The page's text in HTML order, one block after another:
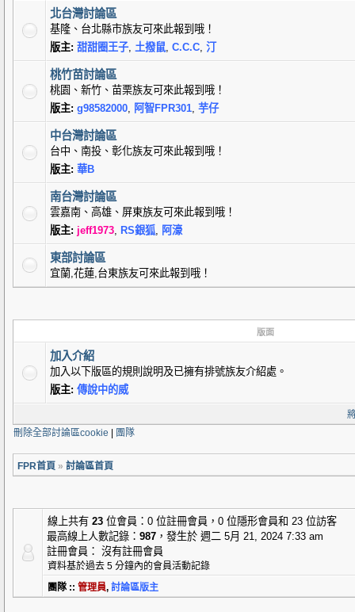
北台灣討論區
基隆、台北縣市族友可來此報到哦！
版主: 甜甜圈王子, 土撥鼠, C.C.C, 汀
桃竹苗討論區
桃園、新竹、苗栗族友可來此報到哦！
版主: g98582000, 阿智FPR301, 芋仔
中台灣討論區
台中、南投、彰化族友可來此報到哦！
版主: 華B
南台灣討論區
雲嘉南、高雄、屏東族友可來此報到哦！
版主: jeff1973, RS銀狐, 阿濠
東部討論區
宜蘭,花蓮,台東族友可來此報到哦！
版面
加入介紹
加入以下版區的規則說明及已擁有排號族友介紹處。
版主: 傳說中的威
刪除全部討論區cookie
團隊
FPR首頁 » 討論區首頁
線上共有 23 位會員：0 位註冊會員，0 位隱形會員和 23 位訪客
最高線上人數記錄： 987 ，發生於 週二 5月 21, 2024 7:33 am
註冊會員： 沒有註冊會員
資料基於過去 5 分鐘內的會員活動記錄
團隊 :: 管理員, 討論區版主